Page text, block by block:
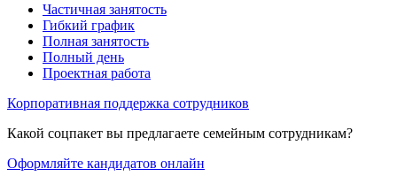
Частичная занятость
Гибкий график
Полная занятость
Полный день
Проектная работа
Корпоративная поддержка сотрудников
Какой соцпакет вы предлагаете семейным сотрудникам?
Оформляйте кандидатов онлайн